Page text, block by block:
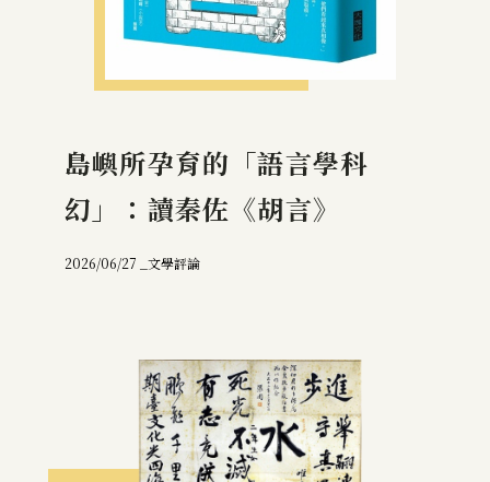
島嶼所孕育的「語言學科
幻」：讀秦佐《胡言》
2026/06/27 _ 文學評論